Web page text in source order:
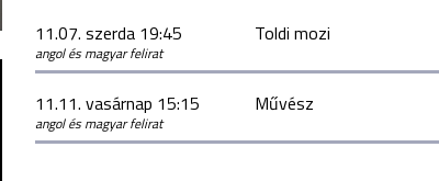
11.07. szerda 19:45 Toldi mozi
angol és magyar felirat
11.11. vasárnap 15:15 Művész
angol és magyar felirat